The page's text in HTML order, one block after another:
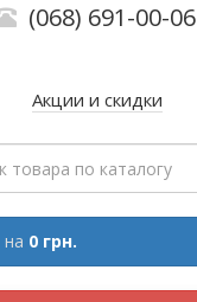
(068) 691-00-06
Акции и скидки
на 0 грн.